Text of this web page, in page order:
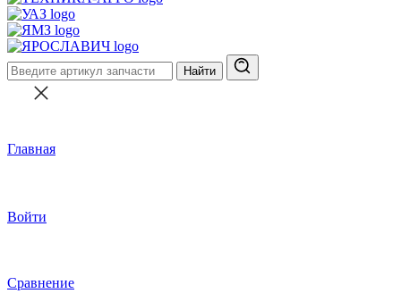
Найти
Главная
Войти
Сравнение